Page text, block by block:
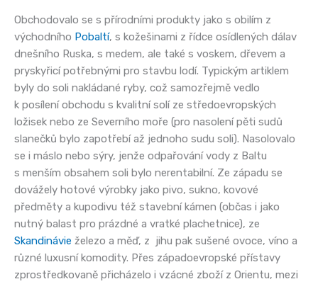
Obchodovalo se s přírodními produkty jako s obilím z
východního Pobaltí, s kožešinami z řídce osídlených dálav
dnešního Ruska, s medem, ale také s voskem, dřevem a
pryskyřicí potřebnými pro stavbu lodí. Typickým artiklem
byly do soli nakládané ryby, což samozřejmě vedlo
k posílení obchodu s kvalitní solí ze středoevropských
ložisek nebo ze Severního moře (pro nasolení pěti sudů
slanečků bylo zapotřebí až jednoho sudu soli). Nasolovalo
se i máslo nebo sýry, jenže odpařování vody z Baltu
s menším obsahem soli bylo nerentabilní. Ze západu se
dovážely hotové výrobky jako pivo, sukno, kovové
předměty a kupodivu též stavební kámen (občas i jako
nutný balast pro prázdné a vratké plachetnice), ze
Skandinávie železo a měď, z jihu pak sušené ovoce, víno a
různé luxusní komodity. Přes západoevropské přístavy
zprostředkovaně přicházelo i vzácné zboží z Orientu, mezi